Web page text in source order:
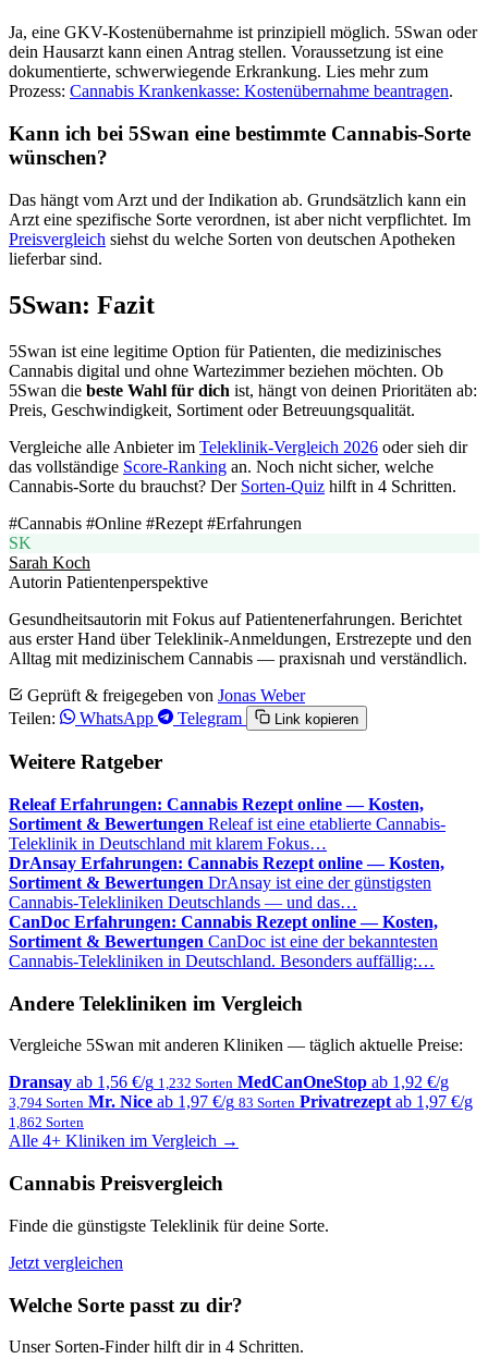
Ja, eine GKV-Kostenübernahme ist prinzipiell möglich. 5Swan oder
dein Hausarzt kann einen Antrag stellen. Voraussetzung ist eine
dokumentierte, schwerwiegende Erkrankung. Lies mehr zum
Prozess: Cannabis Krankenkasse: Kostenübernahme beantragen.
Kann ich bei 5Swan eine bestimmte Cannabis-Sorte
wünschen?
Das hängt vom Arzt und der Indikation ab. Grundsätzlich kann ein
Arzt eine spezifische Sorte verordnen, ist aber nicht verpflichtet. Im
Preisvergleich siehst du welche Sorten von deutschen Apotheken
lieferbar sind.
5Swan: Fazit
5Swan ist eine legitime Option für Patienten, die medizinisches
Cannabis digital und ohne Wartezimmer beziehen möchten. Ob
5Swan die beste Wahl für dich ist, hängt von deinen Prioritäten ab:
Preis, Geschwindigkeit, Sortiment oder Betreuungsqualität.
Vergleiche alle Anbieter im Teleklinik-Vergleich 2026 oder sieh dir
das vollständige Score-Ranking an. Noch nicht sicher, welche
Cannabis-Sorte du brauchst? Der Sorten-Quiz hilft in 4 Schritten.
#Cannabis #Online #Rezept #Erfahrungen
SK
Sarah Koch
Autorin Patientenperspektive
Gesundheitsautorin mit Fokus auf Patientenerfahrungen. Berichtet
aus erster Hand über Teleklinik-Anmeldungen, Erstrezepte und den
Alltag mit medizinischem Cannabis — praxisnah und verständlich.
Geprüft & freigegeben von Jonas Weber
Teilen:
WhatsApp Telegram Link kopieren
Weitere Ratgeber
Releaf Erfahrungen: Cannabis Rezept online — Kosten,
Sortiment & Bewertungen Releaf ist eine etablierte Cannabis-
Teleklinik in Deutschland mit klarem Fokus…
DrAnsay Erfahrungen: Cannabis Rezept online — Kosten,
Sortiment & Bewertungen DrAnsay ist eine der günstigsten
Cannabis-Telekliniken Deutschlands — und das…
CanDoc Erfahrungen: Cannabis Rezept online — Kosten,
Sortiment & Bewertungen CanDoc ist eine der bekanntesten
Cannabis-Telekliniken in Deutschland. Besonders auffällig:…
Andere Telekliniken im Vergleich
Vergleiche 5Swan mit anderen Kliniken — täglich aktuelle Preise:
Dransay ab 1,56 €/g 1,232 Sorten MedCanOneStop ab 1,92 €/g
3,794 Sorten Mr. Nice ab 1,97 €/g 83 Sorten Privatrezept ab 1,97 €/g
1,862 Sorten
Alle 4+ Kliniken im Vergleich →
Cannabis Preisvergleich
Finde die günstigste Teleklinik für deine Sorte.
Jetzt vergleichen
Welche Sorte passt zu dir?
Unser Sorten-Finder hilft dir in 4 Schritten.